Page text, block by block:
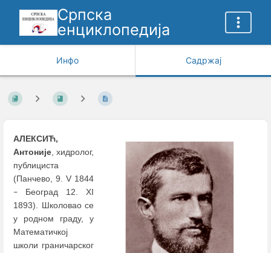
Српска
енциклопедија
Инфо Садржај
АЛЕКСИЋ,
Антоније, хидролог,
публициста
(Панчево, 9. V 1844
– Београд 12. XI
1893). Школовао се
у родном граду, у
Математичкој
школи граничарског